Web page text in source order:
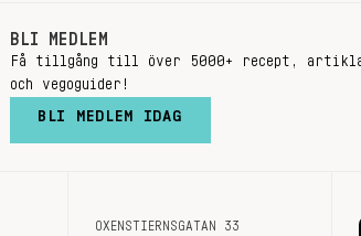
BLI MEDLEM
Få tillgång till över 5000+ recept,
och vegoguider!
BLI MEDLEM IDAG
OXENSTIERNSGATAN 33